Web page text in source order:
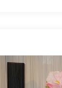
ESC to close